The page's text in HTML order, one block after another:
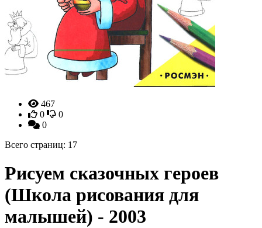
467
0
0
0
Всего страниц: 17
Рисуем сказочных героев
(Школа рисования для
малышей) - 2003